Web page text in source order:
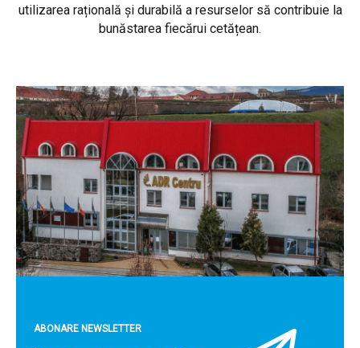
utilizarea rațională și durabilă a resurselor să contribuie la
bunăstarea fiecărui cetățean.
ABONARE NEWSLETTER